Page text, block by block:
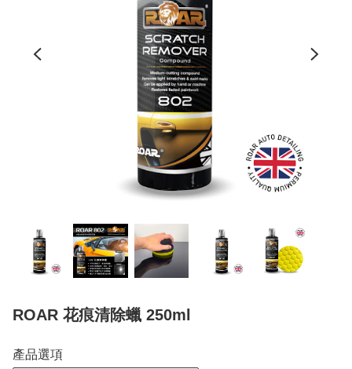
ROAR 花痕清除蠟 250ml
產品選項